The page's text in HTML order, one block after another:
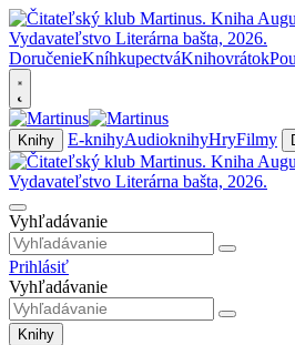
DoručenieKníhkupectváKnihovrátok
Knihy E-knihyAudioknihyHryFilmy
Vyhľadávanie
Prihlásiť
Vyhľadávanie
Knihy